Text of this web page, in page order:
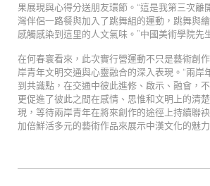
果展現與心得分送朋友環節。“這是我第三次離
灣伴侶一路餐與加入了跳舞組的運動，跳舞與
感觸感染到這里的人文氣味。”中國美術學院先
在何春寰看來，此次實行營運動不只是藝術創
岸青年文明交通與心靈融合的深入表現。“兩岸
到共識點，在交通中彼此進修、啟示、融會，
更促進了彼此之間在感情、思惟和文明上的清
現，等待兩岸青年在將來創作的途徑上持續聯
加倍鮮活多元的藝術作品來展示中漢文化的魅力